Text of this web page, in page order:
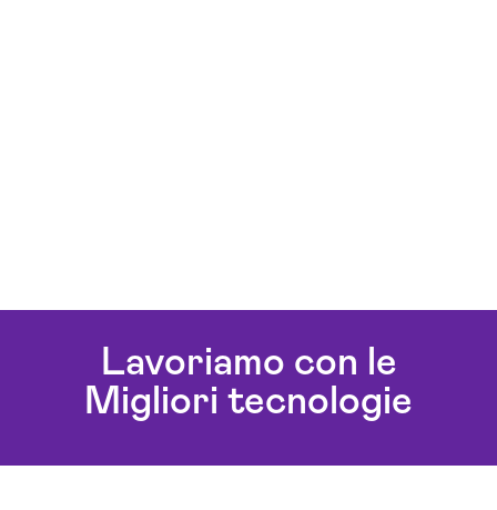
Lavoriamo con le
Migliori tecnologie